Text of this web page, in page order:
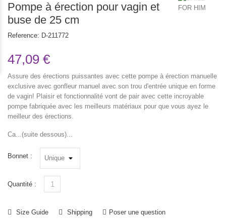
Pompe à érection pour vagin et
buse de 25 cm
Reference: D-211772
47,09 €
Assure des érections puissantes avec cette pompe à érection manuelle
exclusive avec gonfleur manuel avec son trou d'entrée unique en forme
de vagin! Plaisir et fonctionnalité vont de pair avec cette incroyable
pompe fabriquée avec les meilleurs matériaux pour que vous ayez le
meilleur des érections.
Ca...(suite dessous)...
Bonnet :
Quantité :
Size Guide Shipping Poser une question